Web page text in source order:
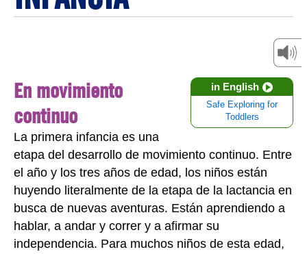
in English
Safe Exploring for
Toddlers
En movimiento
continuo
La primera infancia es una
etapa del desarrollo de movimiento continuo. Entre
el año y los tres años de edad, los niños están
huyendo literalmente de la etapa de la lactancia en
busca de nuevas aventuras. Están aprendiendo a
hablar, a andar y correr y a afirmar su
independencia. Para muchos niños de esta edad,